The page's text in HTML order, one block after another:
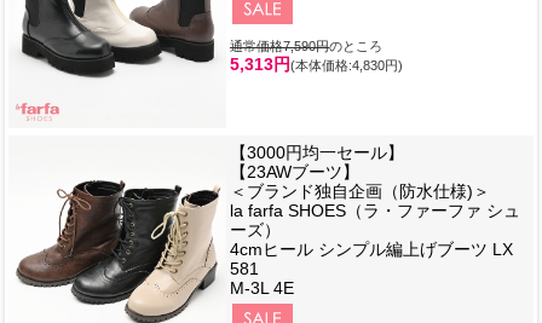
通常価格7,590円のところ
5,313円(本体価格:4,830円)
【3000円均一セール】
【23AWブーツ】
＜ブランド独自企画（防水仕様)＞
la farfa SHOES（ラ・ファーファ シュ
ーズ）
4cmヒール シンプル編上げブーツ LX
581
M-3L 4E